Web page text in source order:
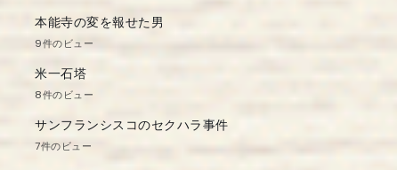
本能寺の変を報せた男
9件のビュー
米一石塔
8件のビュー
サンフランシスコのセクハラ事件
7件のビュー